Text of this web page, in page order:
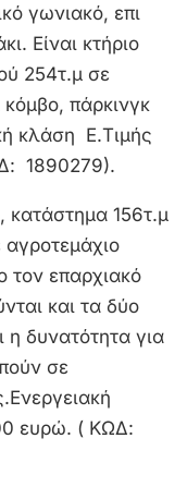
γωνιακό, επι
Είναι κτήριο
254τ.μ σε
πάρκινγκ
κλάση Ε.Τιμής
1890279).
, κατάστημα 156τ.μ
αγροτεμάχιο
τον επαρχιακό
και τα δύο
η δυνατότητα για
σε
ευρώ. ( ΚΩΔ: